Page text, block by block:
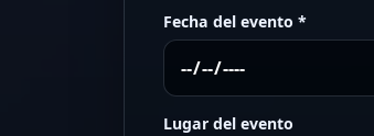
Fecha del evento *
Lugar del evento